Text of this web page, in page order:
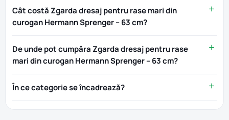
Cât costă Zgarda dresaj pentru rase mari din
curogan Hermann Sprenger – 63 cm?
De unde pot cumpăra Zgarda dresaj pentru rase
mari din curogan Hermann Sprenger – 63 cm?
În ce categorie se încadrează?